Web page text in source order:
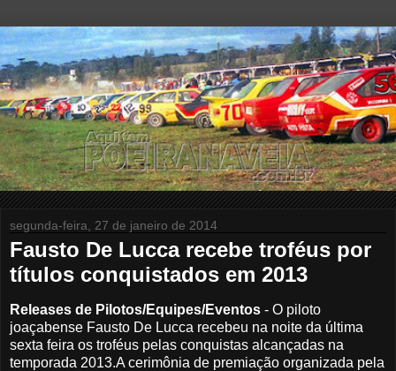
segunda-feira, 27 de janeiro de 2014
Fausto De Lucca recebe troféus por
títulos conquistados em 2013
Releases de Pilotos/Equipes/Eventos - O piloto
joaçabense Fausto De Lucca recebeu na noite da última
sexta feira os troféus pelas conquistas alcançadas na
temporada 2013.A cerimônia de premiação organizada pela